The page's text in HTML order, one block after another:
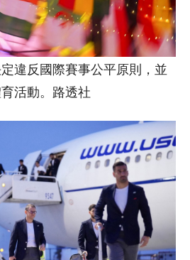
違反國際賽事公平原則，並
活動。路透社